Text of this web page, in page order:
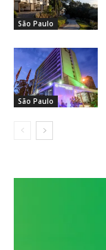
São Paulo
São Paulo